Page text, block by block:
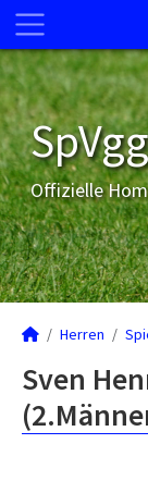
Offizielle
Herren
Sven